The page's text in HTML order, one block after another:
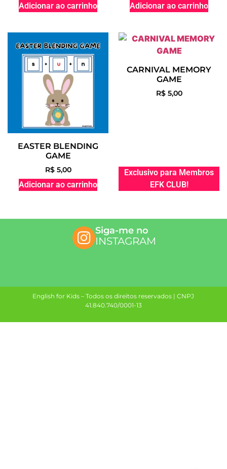
Adicionar ao carrinho Adicionar ao carrinho
EASTER BLENDING
GAME
R$5,00
Adicionar ao carrinho
CARNIVAL MEMORY
GAME
R$5,00
Exclusivo para Membros
EFK CLUB!
Siga-me no
INSTAGRAM
English for Kids – Todos os direitos reservados | CNPJ
41.840.740/0001-13